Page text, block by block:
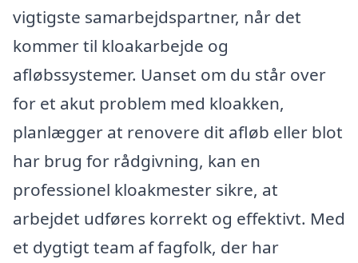
vigtigste samarbejdspartner, når det
kommer til kloakarbejde og
afløbssystemer. Uanset om du står over
for et akut problem med kloakken,
planlægger at renovere dit afløb eller blot
har brug for rådgivning, kan en
professionel kloakmester sikre, at
arbejdet udføres korrekt og effektivt. Med
et dygtigt team af fagfolk, der har